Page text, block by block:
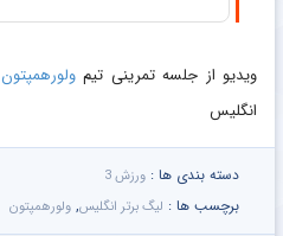
ویدیو از جلسه تمرینی تیمولورهمپتون
انگلیس
دسته بندی ها : ورزش 3
برچسب ها : لیگ برتر انگلیس, ولورهمپتون